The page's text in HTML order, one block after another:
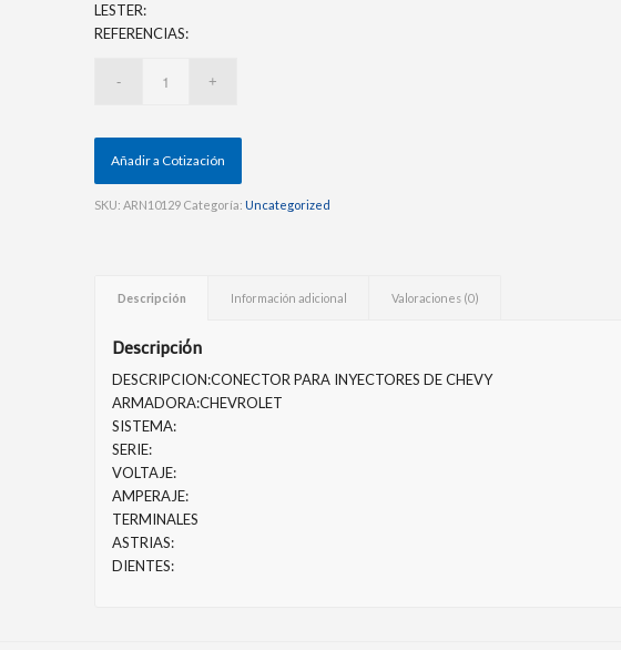
LESTER:
REFERENCIAS:
Añadir a Cotización
SKU:ARN10129 Categoría: Uncategorized
Descripción Información adicional Valoraciones (0)
Descripción
DESCRIPCION:CONECTOR PARA INYECTORES DE CHEVY
ARMADORA:CHEVROLET
SISTEMA:
SERIE:
VOLTAJE:
AMPERAJE:
TERMINALES
ASTRIAS:
DIENTES: